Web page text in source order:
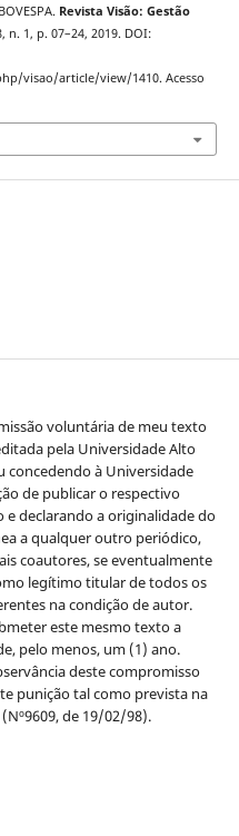
Revista Visão: Gestão
n. 1, p. 07–24, 2019. DOI:
visao/article/view/1410. Acesso
voluntária de meu texto
pela Universidade Alto
concedendo à Universidade
de publicar o respectivo
declarando a originalidade do
a qualquer outro periódico,
coautores, se eventualmente
legítimo titular de todos os
na condição de autor.
este mesmo texto a
pelo menos, um (1) ano.
deste compromisso
punição tal como prevista na
de 19/02/98).